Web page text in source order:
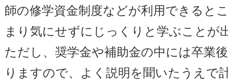
師の修学資金制度などが利用できると
まり気にせずにじっくりと学ぶことが
ただし、奨学金や補助金の中には卒業
りますので、よく説明を聞いたうえで